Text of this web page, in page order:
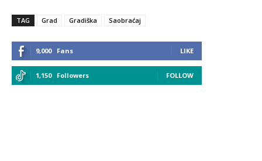
TAG Grad Gradiška Saobraćaj
9,000 Fans LIKE
1,150 Followers FOLLOW